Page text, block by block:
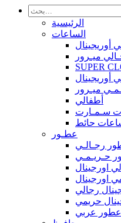
الرئيسية
الساعات
أوريجينال
ميـرور
SUPER
أوريجينال
ميـرور
أطفالي
سـمـارت
حائط
عطـور
رجـالـي
حـريـمـي
اورجينال
اورجينال
رجالي
حريمي
عطور عربي